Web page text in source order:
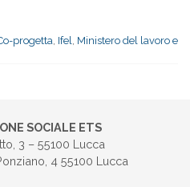
progetta, Ifel, Ministero del lavoro e
SOCIALE ETS
3 – 55100 Lucca
4 55100 Lucca